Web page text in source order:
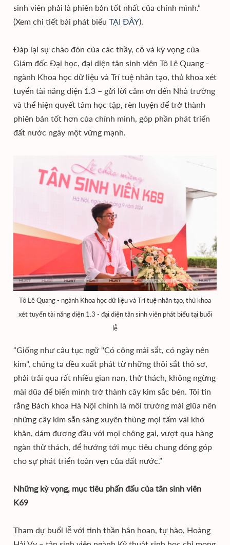
sinh viên phải là phiên bản tốt nhất của chính mình.”
(Xem chi tiết bài phát biểu TẠI ĐÂY).
Đáp lại sự chào đón của các thầy, cô và kỳ vọng của
Giám đốc Đại học, đại diện tân sinh viên Tô Lê Quang -
ngành Khoa học dữ liệu và Trí tuệ nhân tạo, thủ khoa xét
tuyển tài năng diện 1.3 – gửi lời cảm ơn đến Nhà trường
và thể hiện quyết tâm học tập, rèn luyện để trở thành
phiên bản tốt hơn của chính mình, góp phần phát triển
đất nước ngày một vững mạnh.
Tô Lê Quang - ngành Khoa học dữ liệu và Trí tuệ nhân tạo, thủ khoa
xét tuyển tài năng diện 1.3 - đại diện tân sinh viên phát biểu tại buổi
lễ
“Giống như câu tục ngữ "Có công mài sắt, có ngày nên
kim", chúng ta đều xuất phát từ những thỏi sắt thô sơ,
phải trải qua rất nhiều gian nan, thử thách, không ngừng
mài dũa để biến mình trở thành cây kim sắc bén. Tôi tin
rằng Bách khoa Hà Nội chính là môi trường mài giũa nên
những cây kim sẵn sàng xuyên thủng mọi tấm vải khó
khăn, dám đương đầu với mọi chông gai, vượt qua hàng
ngàn thử thách, để hướng tới mục tiêu chung đóng góp
cho sự phát triển toàn vẹn của đất nước.”
Những kỳ vọng, mục tiêu phấn đấu của tân sinh viên
K69
Tham dự buổi lễ với tinh thần hân hoan, tự hào, Hoàng